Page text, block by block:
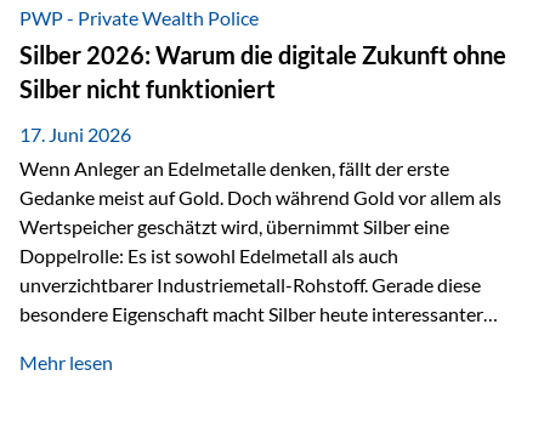
Veränderungen geprägt ist, kann diese aktive
Herangehensweise einen entscheidenden Mehrwert bieten.
Was zeichnet aktive Fonds aus? Aktive Fonds verfolgen das
Ziel, nicht nur einen Markt abzubilden, sondern gezielt
Anlageentscheidungen zu treffen. Fondsmanager
analysieren Unternehmen,…
PWP - Private Wealth Police
Silber 2026: Warum die digitale Zukunft ohne
Silber nicht funktioniert
17. Juni 2026
Wenn Anleger an Edelmetalle denken, fällt der erste
Gedanke meist auf Gold. Doch während Gold vor allem als
Wertspeicher geschätzt wird, übernimmt Silber eine
Doppelrolle: Es ist sowohl Edelmetall als auch
unverzichtbarer Industriemetall-Rohstoff. Gerade diese
besondere Eigenschaft macht Silber heute interessanter
elektrischer – und genau dort spielt Silber eine
Mehr lesen